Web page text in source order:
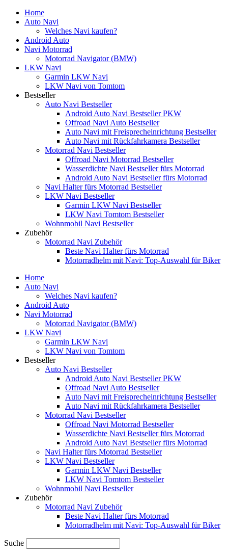
Home
Auto Navi
Welches Navi kaufen?
Android Auto
Navi Motorrad
Motorrad Navigator (BMW)
LKW Navi
Garmin LKW Navi
LKW Navi von Tomtom
Bestseller
Auto Navi Bestseller
Android Auto Navi Bestseller PKW
Offroad Navi Auto Bestseller
Auto Navi mit Freisprecheinrichtung Bestseller
Auto Navi mit Rückfahrkamera Bestseller
Motorrad Navi Bestseller
Offroad Navi Motorrad Bestseller
Wasserdichte Navi Bestseller fürs Motorrad
Android Auto Navi Bestseller fürs Motorrad
Navi Halter fürs Motorrad Bestseller
LKW Navi Bestseller
Garmin LKW Navi Bestseller
LKW Navi Tomtom Bestseller
Wohnmobil Navi Bestseller
Zubehör
Motorrad Navi Zubehör
Beste Navi Halter fürs Motorrad
Motorradhelm mit Navi: Top-Auswahl für Biker
Home
Auto Navi
Welches Navi kaufen?
Android Auto
Navi Motorrad
Motorrad Navigator (BMW)
LKW Navi
Garmin LKW Navi
LKW Navi von Tomtom
Bestseller
Auto Navi Bestseller
Android Auto Navi Bestseller PKW
Offroad Navi Auto Bestseller
Auto Navi mit Freisprecheinrichtung Bestseller
Auto Navi mit Rückfahrkamera Bestseller
Motorrad Navi Bestseller
Offroad Navi Motorrad Bestseller
Wasserdichte Navi Bestseller fürs Motorrad
Android Auto Navi Bestseller fürs Motorrad
Navi Halter fürs Motorrad Bestseller
LKW Navi Bestseller
Garmin LKW Navi Bestseller
LKW Navi Tomtom Bestseller
Wohnmobil Navi Bestseller
Zubehör
Motorrad Navi Zubehör
Beste Navi Halter fürs Motorrad
Motorradhelm mit Navi: Top-Auswahl für Biker
Suche